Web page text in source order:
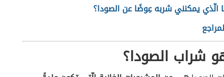
الّذي يمكنني شربه عِوضًا عن الصودا؟
شراب الصودا؟